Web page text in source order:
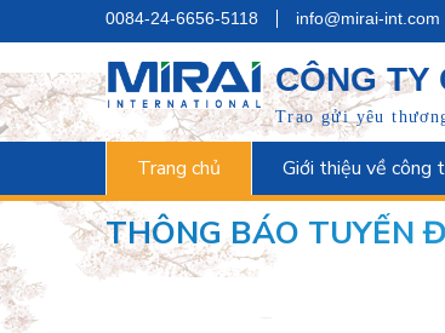
0084-24-6656-5118 info@mirai-int.com
CÔNG TY
Trao gửi yêu
Trang chủ Giới thiệu về công
THÔNG BÁO TUYỂN